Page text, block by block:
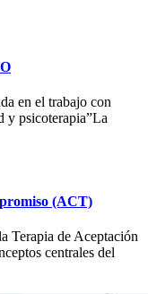
en el trabajo con
y psicoterapia”La
(ACT)
Terapia de Aceptación
centrales del